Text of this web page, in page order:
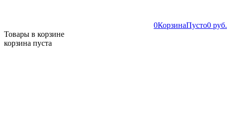
0КорзинаПусто0 руб.
Товары в корзине
корзина пуста